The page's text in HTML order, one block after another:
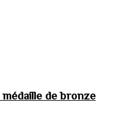
médaille de bronze